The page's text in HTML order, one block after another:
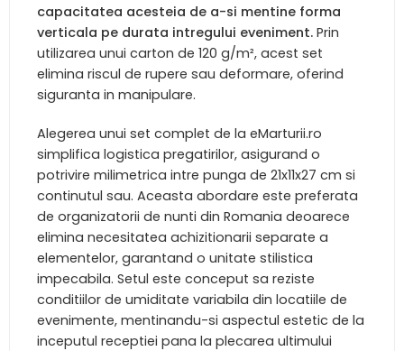
capacitatea acesteia de a-si mentine forma
verticala pe durata intregului eveniment. Prin
utilizarea unui carton de 120 g/m², acest set
elimina riscul de rupere sau deformare, oferind
siguranta in manipulare.
Alegerea unui set complet de la eMarturii.ro
simplifica logistica pregatirilor, asigurand o
potrivire milimetrica intre punga de 21x11x27 cm si
continutul sau. Aceasta abordare este preferata
de organizatorii de nunti din Romania deoarece
elimina necesitatea achizitionarii separate a
elementelor, garantand o unitate stilistica
impecabila. Setul este conceput sa reziste
conditiilor de umiditate variabila din locatiile de
evenimente, mentinandu-si aspectul estetic de la
inceputul receptiei pana la plecarea ultimului